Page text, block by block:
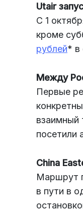
Utair
С 1
кроме
рублей* в
Между
Первые
взаимный
посетили
China
Маршрут
в пути в